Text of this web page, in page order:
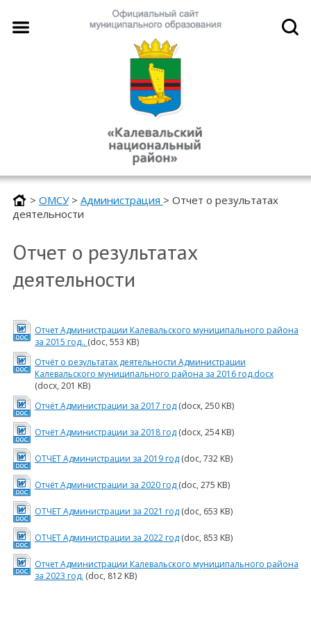
> ОМСУ > Администрация > Отчет о результатах
деятельности
Отчет о результатах
деятельности
Отчет Администрации Калевальского муниципального района
за 2015 год.. (doc, 553 KB)
Отчёт о результатах деятельности Администрации
Калевальского муниципального района за 2016 год.docx
(docx, 201 KB)
Отчёт Администрации за 2017 год (docx, 250 KB)
Отчёт Администрации за 2018 год (docx, 254 KB)
ОТЧЕТ Администрации за 2019 год (doc, 732 KB)
Отчёт Администрации за 2020 год (doc, 275 KB)
ОТЧЕТ Администрации за 2021 год (doc, 653 KB)
ОТЧЕТ Администрации за 2022 год (doc, 853 KB)
Отчет Администрации Калевальского муниципального района
за 2023 год. (doc, 812 KB)